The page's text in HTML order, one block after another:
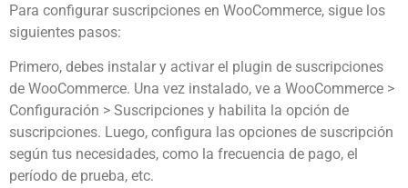
Para configurar suscripciones en WooCommerce, sigue los
siguientes pasos:
Primero, debes instalar y activar el plugin de suscripciones
de WooCommerce. Una vez instalado, ve a WooCommerce >
Configuración > Suscripciones y habilita la opción de
suscripciones. Luego, configura las opciones de suscripción
según tus necesidades, como la frecuencia de pago, el
período de prueba, etc.